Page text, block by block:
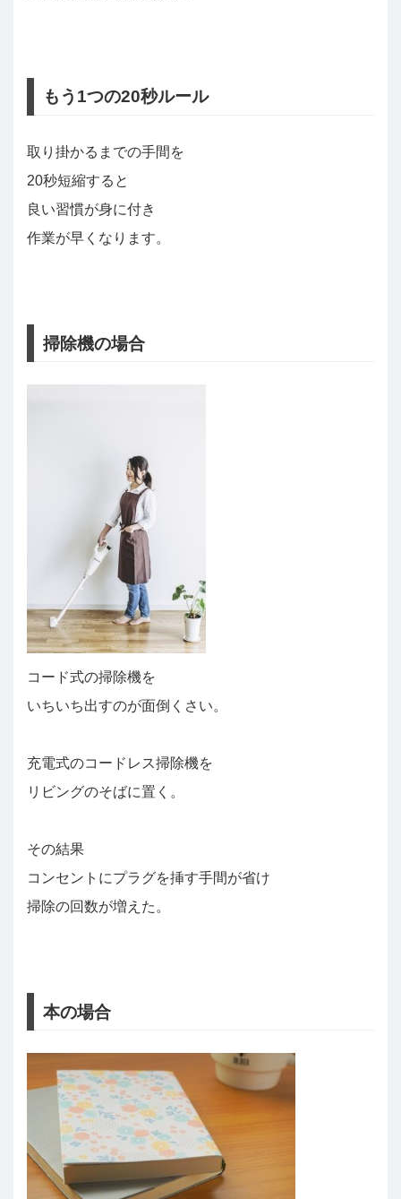
もう1つの20秒ルール
取り掛かるまでの手間を
20秒短縮すると
良い習慣が身に付き
作業が早くなります。
掃除機の場合
コード式の掃除機を
いちいち出すのが面倒くさい。
充電式のコードレス掃除機を
リビングのそばに置く。
その結果
コンセントにプラグを挿す手間が省け
掃除の回数が増えた。
本の場合